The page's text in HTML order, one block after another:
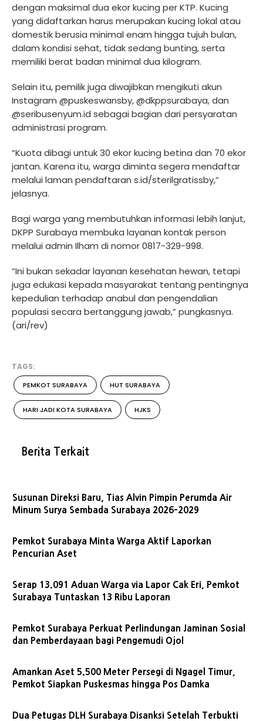
dengan maksimal dua ekor kucing per KTP. Kucing
yang didaftarkan harus merupakan kucing lokal atau
domestik berusia minimal enam hingga tujuh bulan,
dalam kondisi sehat, tidak sedang bunting, serta
memiliki berat badan minimal dua kilogram.
Selain itu, pemilik juga diwajibkan mengikuti akun
Instagram @puskeswansby, @dkppsurabaya, dan
@seribusenyum.id sebagai bagian dari persyaratan
administrasi program.
“Kuota dibagi untuk 30 ekor kucing betina dan 70 ekor
jantan. Karena itu, warga diminta segera mendaftar
melalui laman pendaftaran s.id/sterilgratissby,”
jelasnya.
Bagi warga yang membutuhkan informasi lebih lanjut,
DKPP Surabaya membuka layanan kontak person
melalui admin Ilham di nomor 0817-329-998.
“Ini bukan sekadar layanan kesehatan hewan, tetapi
juga edukasi kepada masyarakat tentang pentingnya
kepedulian terhadap anabul dan pengendalian
populasi secara bertanggung jawab,” pungkasnya.
(ari/rev)
TAGS:
PEMKOT SURABAYA HUT SURABAYA
HARI JADI KOTA SURABAYA HJKS
Berita Terkait
Susunan Direksi Baru, Tias Alvin Pimpin Perumda Air
Minum Surya Sembada Surabaya 2026–2029
Pemkot Surabaya Minta Warga Aktif Laporkan
Pencurian Aset
Serap 13.091 Aduan Warga via Lapor Cak Eri, Pemkot
Surabaya Tuntaskan 13 Ribu Laporan
Pemkot Surabaya Perkuat Perlindungan Jaminan Sosial
dan Pemberdayaan bagi Pengemudi Ojol
Amankan Aset 5.500 Meter Persegi di Ngagel Timur,
Pemkot Siapkan Puskesmas hingga Pos Damka
Dua Petugas DLH Surabaya Disanksi Setelah Terbukti